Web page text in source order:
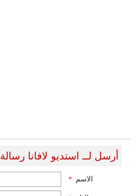
أرسل لــ استديو لافانا رسالة
الاسم *